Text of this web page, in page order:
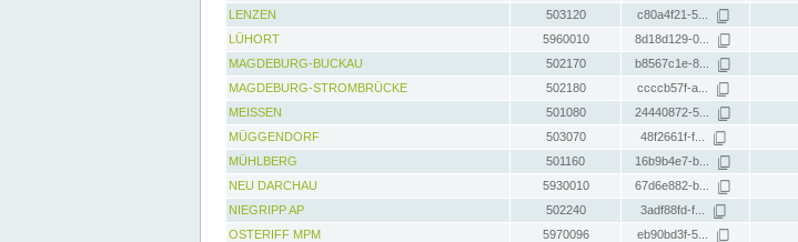
LENZEN
503120 c80a4f21-5...
LÜHORT
5960010 8d18d129-0...
MAGDEBURG-BUCKAU
502170 b8567c1e-8...
MAGDEBURG-STROMBRÜCKE
502180 ccccb57f-a...
MEISSEN
501080 24440872-5...
MÜGGENDORF
503070 48f2661f-f...
MÜHLBERG
501160 16b9b4e7-b...
NEU DARCHAU
5930010 67d6e882-b...
NIEGRIPP AP
502240 3adf88fd-f...
OSTERIFF MPM
5970096 eb90bd3f-5...